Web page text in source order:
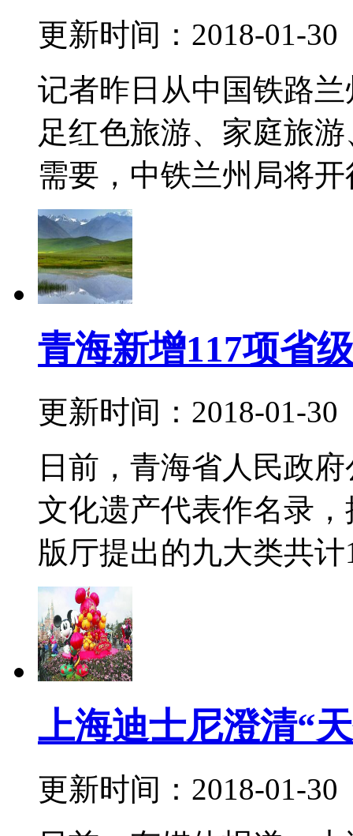
更新时间：2018-01-30
记者昨日从中国铁路
足红色旅游、家庭旅
需要，中铁兰州局将
青海新增117项省
更新时间：2018-01-30
日前，青海省人民政
文化遗产代表作名录
版厅提出的九大类共
上海迪士尼澄清“
更新时间：2018-01-30